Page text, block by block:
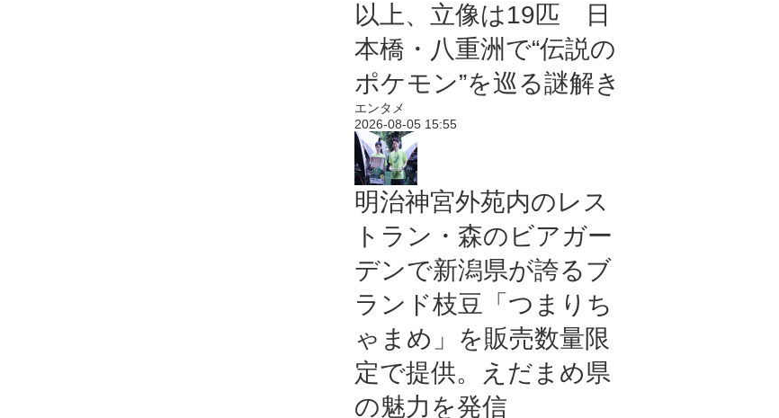
以上、立像は19匹 日
本橋・八重洲で“伝説の
ポケモン”を巡る謎解き
エンタメ
2026-08-05 15:55
明治神宮外苑内のレス
トラン・森のビアガー
デンで新潟県が誇るブ
ランド枝豆「つまりち
ゃまめ」を販売数量限
定で提供。えだまめ県
の魅力を発信